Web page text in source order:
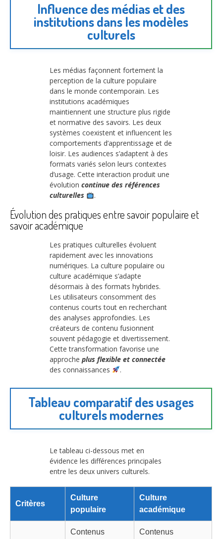
Influence des médias et des
institutions dans les modèles
culturels
Les médias façonnent fortement la
perception de la culture populaire
dans le monde contemporain. Les
institutions académiques
maintiennent une structure plus rigide
et normative des savoirs. Les deux
systèmes coexistent et influencent les
comportements d’apprentissage et de
loisir. Les audiences s’adaptent à des
formats variés selon leurs contextes
d’usage. Cette interaction produit une
évolution continue des références
culturelles
.
Évolution des pratiques entre savoir populaire et
savoir académique
Les pratiques culturelles évoluent
rapidement avec les innovations
numériques. La culture populaire ou
culture académique s’adapte
désormais à des formats hybrides.
Les utilisateurs consomment des
contenus courts tout en recherchant
des analyses approfondies. Les
créateurs de contenu fusionnent
souvent pédagogie et divertissement.
Cette transformation favorise une
approche plus flexible et connectée
des connaissances
.
Tableau comparatif des usages
culturels modernes
Le tableau ci-dessous met en
évidence les différences principales
entre les deux univers culturels.
Critères
Culture
populaire
Culture
académique
Contenus
Contenus